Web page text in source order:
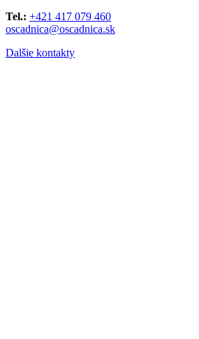
Tel.: +421 417 079 460
oscadnica@oscadnica.sk
Dalšie kontakty